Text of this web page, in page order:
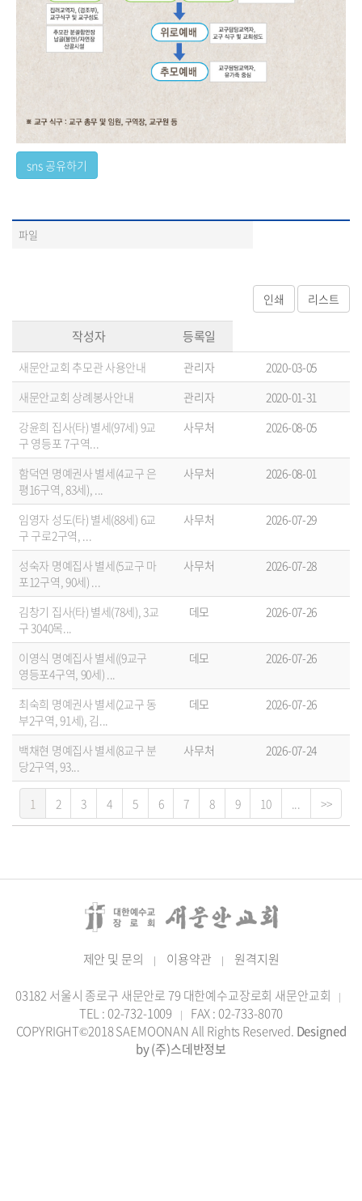
파일
작성자 등록일
새문안교회 추모관 사용안내 관리자
2020-03-05
새문안교회 상례봉사안내
관리자
2020-01-31
강윤희 집사(타) 별세(97세) 9교
구 영등포 7구역...
사무처 2026-08-05
함덕연 명예권사 별세(4교구 은
평16구역, 83세), ...
사무처 2026-08-01
임영자 성도(타) 별세(88세) 6교
구 구로2구역, ...
사무처 2026-07-29
성숙자 명예집사 별세(5교구 마
포12구역, 90세) ...
사무처 2026-07-28
김창기 집사(타) 별세(78세), 3교
구 3040목...
데모 2026-07-26
이영식 명예집사 별세((9교구
영등포4구역, 90세) ...
데모 2026-07-26
최숙희 명예권사 별세(2교구 동
부2구역, 91세), 김...
데모 2026-07-26
백채현 명예집사 별세(8교구 분
당2구역, 93...
사무처 2026-07-24
1 2 3 4 5 6 7 8 9 10 >>
제안 및 문의 | 이용약관 | 원격지원
03182 서울시 종로구 새문안로 79 대한예수교장로회 새문안교회 |
TEL : 02-732-1009 |
FAX : 02-733-8070
COPYRIGHT©2018 SAEMOONAN All Rights Reserved. Designed
by (주)스데반정보